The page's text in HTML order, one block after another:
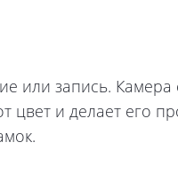
или запись. Камера
и делает его